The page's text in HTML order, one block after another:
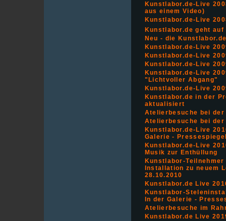
Kunstlabor.de-Live
aus einem Video)
Kunstlabor.de-Live
Kunstlabor.de geht
Neu - die
Kunstlabor.de-Live
Kunstlabor.de-Live
Kunstlabor.de-Live
Kunstlabor.de-Live
"Lichtvoller Abgang"
Kunstlabor.de-Live
Kunstlabor.de in der
aktualisiert
Atelierbesuche bei
Atelierbesuche bei
Kunstlabor.de-Live
Galerie -
Kunstlabor.de-Live
Musik zur Enthüllung
Kunstlabor-
Installation zu neuem
28.10.2010
Kunstlabor.de Live
Kunstlabor-
In der Galerie -
Atelierbesuche im
Kunstlabor.de Live